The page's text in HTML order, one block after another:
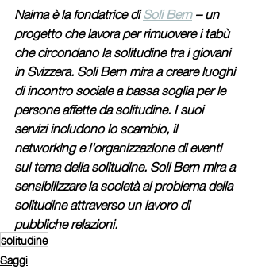
Naima è la fondatrice di Soli Bern – un
progetto che lavora per rimuovere i tabù
che circondano la solitudine tra i giovani
in Svizzera. Soli Bern mira a creare luoghi
di incontro sociale a bassa soglia per le
persone affette da solitudine. I suoi
servizi includono lo scambio, il
networking e l'organizzazione di eventi
sul tema della solitudine. Soli Bern mira a
sensibilizzare la società al problema della
solitudine attraverso un lavoro di
pubbliche relazioni.​
solitudine
Saggi